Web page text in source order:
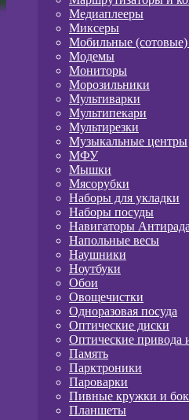
Медиаплееры
Миксеры
Мобильные
Модемы
Мониторы
Морозильники
Мультиварки
Мультипекари
Мультирезки
Музыкальные центры
МФУ
Мышки
Мясорубки
Наборы для укладки
Наборы посуды
Навигаторы
Напольные весы
Наушники
Ноутбуки
Обои
Овощечистки
Одноразовая посуда
Оптические диски
Оптические привода
Память
Парктроники
Пароварки
Пивные кружки и
Планшеты